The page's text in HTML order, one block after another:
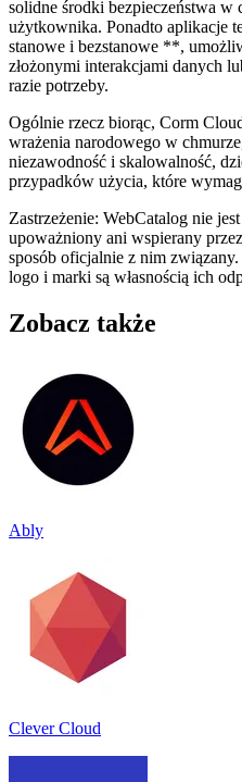
solidne środki bezpieczeństwa w
użytkownika. Ponadto aplikacje
stanowe i bezstanowe **,
złożonymi interakcjami danych
razie potrzeby.
Ogólnie rzecz biorąc, Corm
wrażenia narodowego w
niezawodność i skalowalność,
przypadków użycia, które
Zastrzeżenie: WebCatalog nie
upoważniony ani wspierany
sposób oficjalnie z nim
logo i marki są własnością ich
Zobacz także
Ably
Clever Cloud